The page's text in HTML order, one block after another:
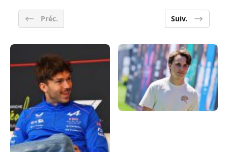
Préc. Suiv.